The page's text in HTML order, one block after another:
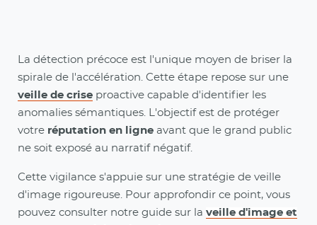
La détection précoce est l'unique moyen de briser la
spirale de l'accélération. Cette étape repose sur une
veille de crise proactive capable d'identifier les
anomalies sémantiques. L'objectif est de protéger
votre réputation en ligne avant que le grand public
ne soit exposé au narratif négatif.
Cette vigilance s'appuie sur une stratégie de veille
d'image rigoureuse. Pour approfondir ce point, vous
pouvez consulter notre guide sur la veille d'image et